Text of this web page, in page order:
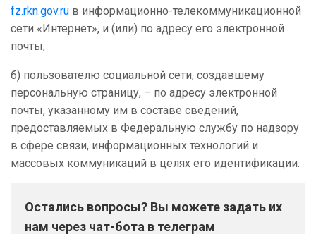
fz.rkn.gov.ru в информационно-телекоммуникационной
сети «Интернет», и (или) по адресу его электронной
почты;
б) пользователю социальной сети, создавшему
персональную страницу, – по адресу электронной
почты, указанному им в составе сведений,
предоставляемых в Федеральную службу по надзору
в сфере связи, информационных технологий и
массовых коммуникаций в целях его идентификации.
Остались вопросы? Вы можете задать их
нам через чат-бота в телеграм